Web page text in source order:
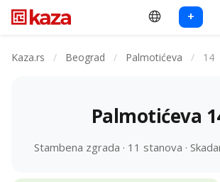
+
Kaza.rs / Beograd / Palmotićeva / 14
Palmotićeva
Stambena zgrada · 11 stanova ·